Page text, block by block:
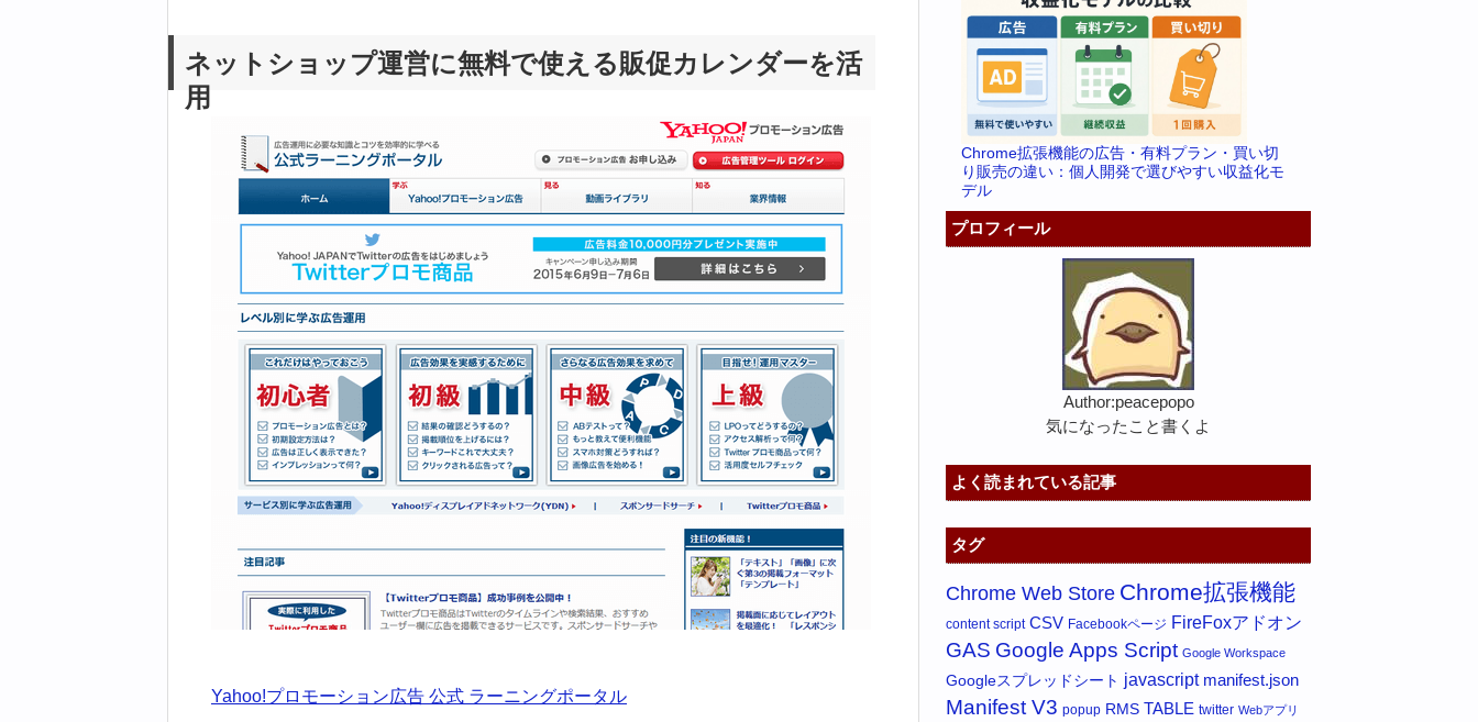
ネットショップ運営に無料で使える販促カレンダーを活
用
Yahoo!プロモーション広告 公式 ラーニングポータル
Chrome拡張機能の広告・有料プラン・買い切
り販売の違い：個人開発で選びやすい収益化モ
デル
プロフィール
Author:peacepopo
気になったこと書くよ
よく読まれている記事
タグ
Chrome Web Store Chrome拡張機能
content script CSV Facebookページ FireFoxアドオン
GAS Google Apps Script Google Workspace
Googleスプレッドシート javascript manifest.json
Manifest V3 popup RMS TABLE twitter Webアプリ